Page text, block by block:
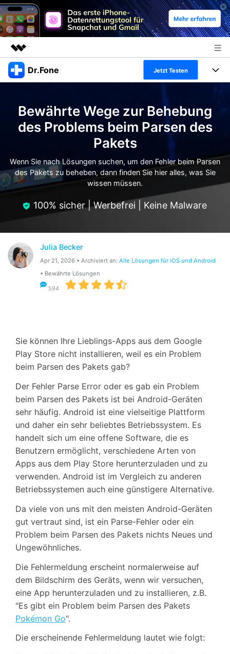
Top-Produkte
Dienstprogramme
Überblick
Lösungen
Über uns
Shop
Dr.Fone Jetzt Testen
Alles-in-einem-Toolkit
Weitere Tools und Apps
Full Toolkit anzeigen >
Lösungen
Entdecken Sie weitere Dr.Fone-Lösungen
Lernen und Unterstützung
Ressourcen & Lernen
Android 16 FRP-Umgehung
DOWNLOAD Anmelden
Suchen
Bewährte Wege zur Behebung
des Problems beim Parsen des
Pakets
Wenn Sie nach Lösungen suchen, um den Fehler beim Parsen
des Pakets zu beheben, dann finden Sie hier alles, was Sie
wissen müssen.
100% sicher | Werbefrei | Keine Malware
Julia Becker
Apr 21, 2026 • Archiviert an: Alle Lösungen für iOS und Android
• Bewährte Lösungen
594
Sie können Ihre Lieblings-Apps aus dem Google
Play Store nicht installieren, weil es ein Problem
beim Parsen des Pakets gab?
Der Fehler Parse Error oder es gab ein Problem
beim Parsen des Pakets ist bei Android-Geräten
sehr häufig. Android ist eine vielseitige Plattform
und daher ein sehr beliebtes Betriebssystem. Es
handelt sich um eine offene Software, die es
Benutzern ermöglicht, verschiedene Arten von
Apps aus dem Play Store herunterzuladen und zu
verwenden. Android ist im Vergleich zu anderen
Betriebssystemen auch eine günstigere Alternative.
Da viele von uns mit den meisten Android-Geräten
gut vertraut sind, ist ein Parse-Fehler oder ein
Problem beim Parsen des Pakets nichts Neues und
Ungewöhnliches.
Die Fehlermeldung erscheint normalerweise auf
dem Bildschirm des Geräts, wenn wir versuchen,
eine App herunterzuladen und zu installieren, z.B.
"Es gibt ein Problem beim Parsen des Pakets
Pokémon Go".
Die erscheinende Fehlermeldung lautet wie folgt: